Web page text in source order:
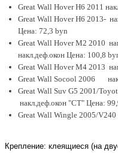
Great Wall Hover H6 2011
Great Wall Hover H6 2013-
Цена: 72,3 byn
Great Wall Hover M2 2010
накл.деф.окон Цена: 100,8
Great Wall Hover M4 2013
Great Wall Socool 2006
Great Wall Suv G5 2001/
накл.деф.окон "CT" Цена:
Great Wall Wingle 2005/
Крепление: клеящиеся (на